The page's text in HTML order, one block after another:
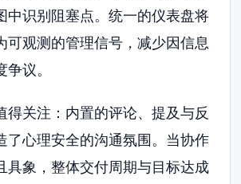
中识别阻塞点。统一的仪表盘将
可观测的管理信号，减少因信息
议。
得关注：内置的评论、提及与反
了心理安全的沟通氛围。当协作
具象，整体交付周期与目标达成